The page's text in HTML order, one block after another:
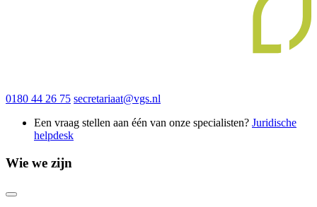
0180 44 26 75 secretariaat@vgs.nl
Een vraag stellen aan één van onze specialisten? Juridische
helpdesk
Wie we zijn